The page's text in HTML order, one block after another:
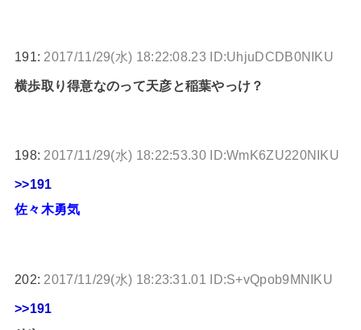
191: 2017/11/29(水) 18:22:08.23 ID:UhjuDCDB0NIKU
横歩取り得意なのって天彦と稲葉やっけ？
198: 2017/11/29(水) 18:22:53.30 ID:WmK6ZU220NIKU
>>191
佐々木勇気
202: 2017/11/29(水) 18:23:31.01 ID:S+vQpob9MNIKU
>>191